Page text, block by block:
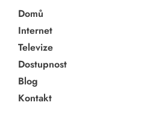
Domů
Internet
Televize
Dostupnost
Blog
Kontakt